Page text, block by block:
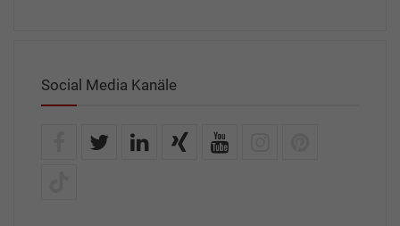
Social Media Kanäle